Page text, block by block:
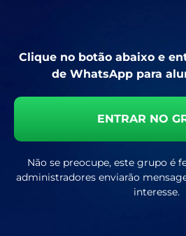
Clique no botão abaixo e
de WhatsApp para
ENTRAR NO
Não se preocupe, este grupo é
administradores enviarão
interesse.